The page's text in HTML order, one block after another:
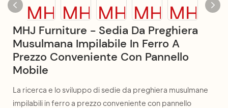
MHJ Furniture - Sedia Da Preghiera
Musulmana Impilabile In Ferro A
Prezzo Conveniente Con Pannello
Mobile
La ricerca e lo sviluppo di sedie da preghiera musulmane
impilabili in ferro a prezzo conveniente con pannello